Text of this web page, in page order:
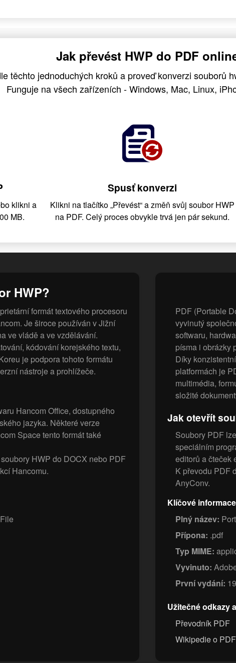
Jak převést HWP do PDF
těchto jednoduchých kroků a proveď konverzi souborů
Funguje na všech zařízeních - Windows, Mac, Linux,
klikni a
MB.
Spusť konverzi
Klikni na tlačítko „Převést“ a změň svůj soubor HWP
na PDF. Celý proces obvykle trvá jen pár sekund.
HWP?
formát textového procesoru
Je široce používán v Jižní
ve vládě a ve vzdělávání.
kódování korejského textu,
je podpora tohoto formátu
nástroje a prohlížeče.
Hancom Office, dostupného
jazyka. Některé verze
Space tento formát také
HWP do DOCX nebo PDF
Hancomu.
PDF (Portable
vyvinutý
softwaru,
písma i obrázky
Díky
platformách je
multimédia,
složité
Jak otevřít
Soubory PDF
speciálním
editorů a čteček
K převodu PDF
AnyConv.
Klíčové
Plný název:
Přípona: .pdf
Typ MIME:
Vyvinuto:
První vydání:
Užitečné odkazy
Převodník PDF
Wikipedie o PDF